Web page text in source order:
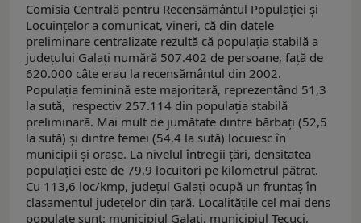
Comisia Centrală pentru Recensământul Populaţiei şi
Locuinţelor a comunicat, vineri, că din datele
preliminare centralizate rezultă că populaţia stabilă a
judeţului Galaţi numără 507.402 de persoane, faţă de
620.000 câte erau la recensământul din 2002.
Populaţia feminină este majoritară, reprezentând 51,3
la sută, respectiv 257.114 din populaţia stabilă
preliminară. Mai mult de jumătate dintre bărbaţi (52,5
la sută) şi dintre femei (54,4 la sută) locuiesc în
municipii şi oraşe. La nivelul întregii ţări, densitatea
populaţiei este de 79,9 locuitori pe kilometrul pătrat.
Cu 113,6 loc/kmp, judeţul Galaţi ocupă un fruntaş în
clasamentul judeţelor din ţară. Localităţile cel mai dens
populate sunt: municipiul Galaţi, municipiul Tecuci,